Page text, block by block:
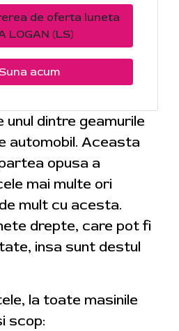
de oferta luneta
LOGAN (LS)
acum
dintre geamurile
automobil. Aceasta
opusa a
mai multe ori
mult cu acesta.
drepte, care pot fi
insa sunt destul
la toate masinile
scop: